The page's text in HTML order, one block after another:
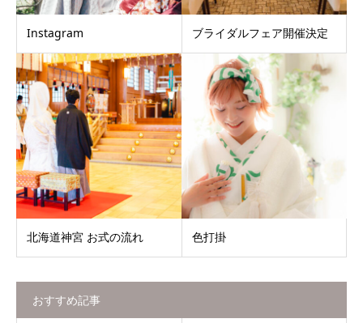
Instagram ブライダルフェア開催決定
北海道神宮 お式の流れ 色打掛
おすすめ記事